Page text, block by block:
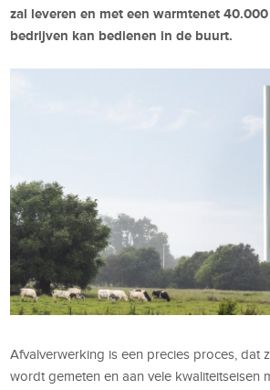
zal leveren en met een warmtenet
bedrijven kan bedienen in de buurt.
Afvalverwerking is een precies proces, dat
wordt gemeten en aan vele kwaliteitseisen